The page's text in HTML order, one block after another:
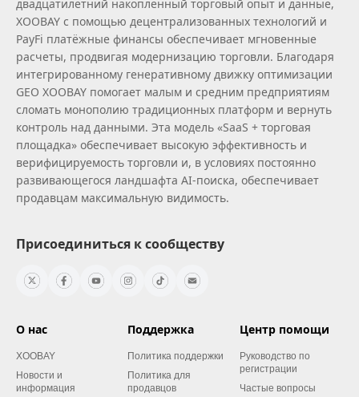
двадцатилетний накопленный торговый опыт и данные,
XOOBAY с помощью децентрализованных технологий и
PayFi платёжные финансы обеспечивает мгновенные
расчеты, продвигая модернизацию торговли. Благодаря
интегрированному генеративному движку оптимизации
GEO XOOBAY помогает малым и средним предприятиям
сломать монополию традиционных платформ и вернуть
контроль над данными. Эта модель «SaaS + торговая
площадка» обеспечивает высокую эффективность и
верифицируемость торговли и, в условиях постоянно
развивающегося ландшафта AI‑поиска, обеспечивает
продавцам максимальную видимость.
Присоединиться к сообществу
О нас
XOOBAY
Новости и
информация
Поддержка
Политика поддержки
Политика для
продавцов
Центр помощи
Руководство по
регистрации
Частые вопросы